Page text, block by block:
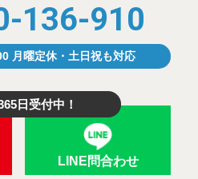
136-910
月曜定休・土日祝も対応
日受付中！
LINE問合わせ